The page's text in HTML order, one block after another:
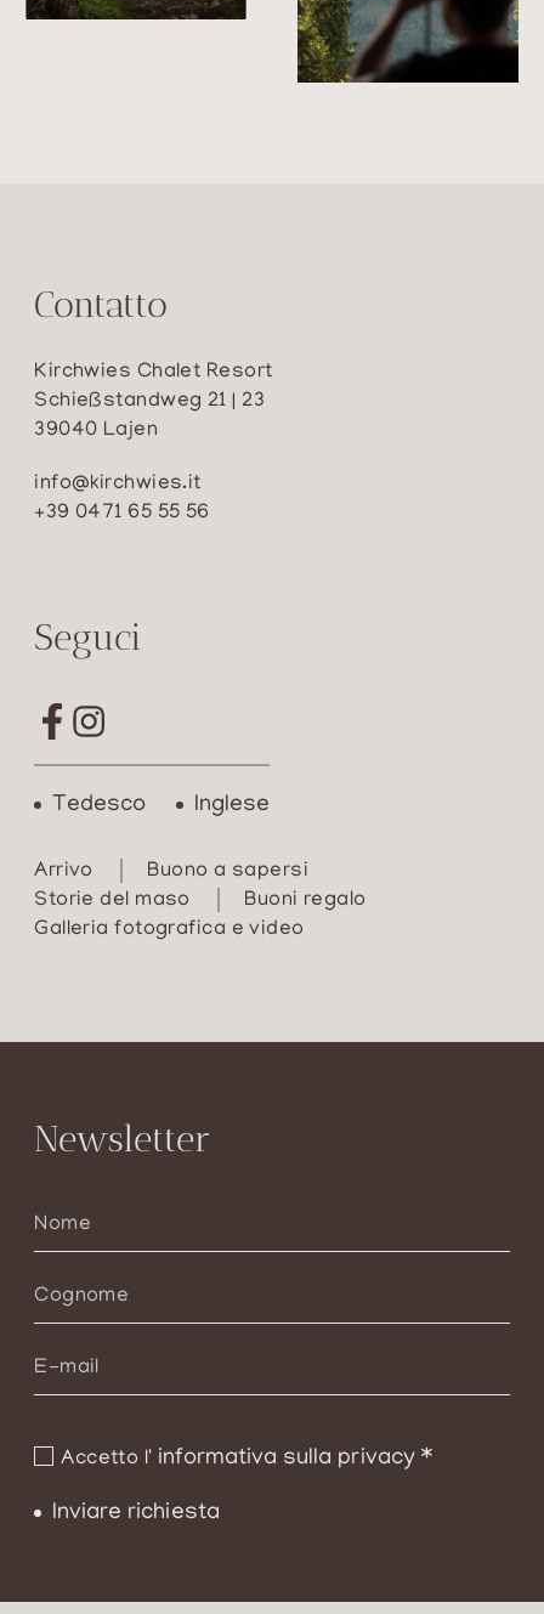
Contatto
Kirchwies Chalet Resort
Schießstandweg 21 | 23
39040 Lajen
info@kirchwies.it
+39 0471 65 55 56
Seguci
Tedesco Inglese
Arrivo
Buono a sapersi
Storie del maso
Buoni regalo
Galleria fotografica e video
Newsletter
Accetto l' informativa sulla privacy *
Inviare richiesta